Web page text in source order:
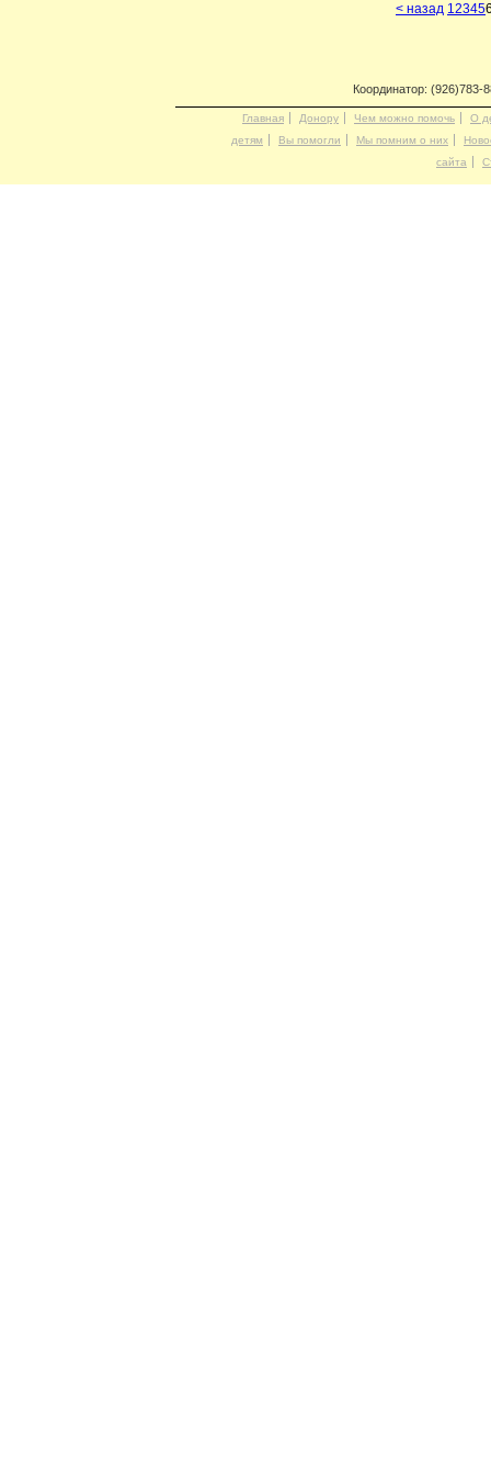
< назад 12345
Координатор: (926)783-
Главная Донору Чем можно помочь
О
детям
Вы помогли Мы помним о них
сайта